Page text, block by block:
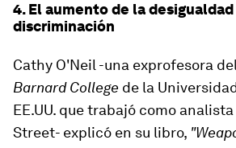
4. El aumento de la
discriminación
Cathy O'Neil -una exprofesora
Barnard College de la
EE.UU. que trabajó como
Street- explicó en su libro,